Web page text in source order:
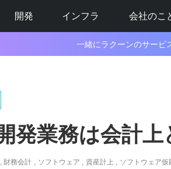
開発 インフラ 会社のこ
一緒にラクーンのサービ
発業務は会計
財務会計 ソフトウェア 資産計上 ソフトウェア仮